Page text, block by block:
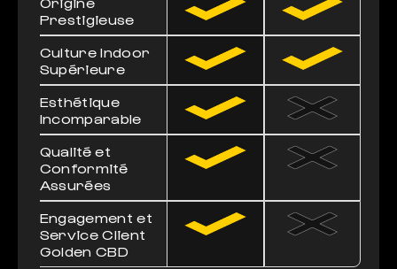
Prestigieuse
Culture Indoor
Supérieure
Esthétique
Incomparable
Qualité et
Conformité
Assurées
Engagement et
Service Client
Golden CBD